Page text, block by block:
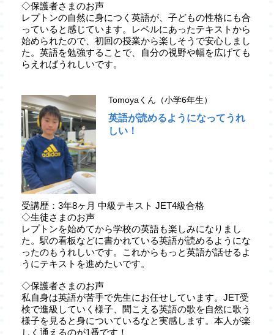
◇保護者さまのお声
レプトンの自然に身につく英語が、子どもの性格にも合
っていると感じています。レベルにあったテキストから
始められたので、初回の授業から楽しそうで安心しまし
た。英語を勉強することで、自分の視野や幅を広げても
らえればうれしいです。
Tomoyaくん（小学6年生）
英語が読めるようになってうれ
しい！
受講歴：3年8ヶ月 中級テキスト JET4級合格
◇生徒さまのお声
レプトンを始めてから学校の英語も楽しみになりまし
た。駅の看板などに書かれている英語が読めるようにな
ったのもうれしいです。これからもっと英語が話せるよ
うにテキストを進めたいです。
◇保護者さまのお声
私自身は英語が苦手で先生にお任せしています。JET受
検で進級していく様子、聞こえる英語の歌を自然に歌う
様子を見ると身についているなと実感します。本人が楽
しく通えるのが1番です！